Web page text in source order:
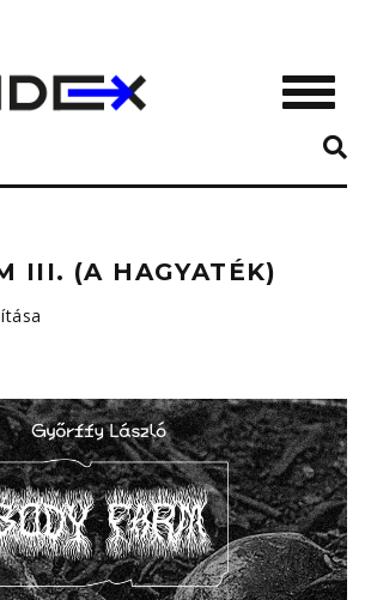
III. (A HAGYATÉK)